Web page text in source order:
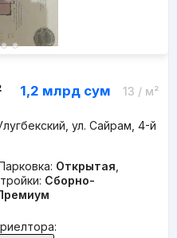
1,2 млрд сум 13 / м²
ул. Сайрам, 4-й
Открытая
Сборно-